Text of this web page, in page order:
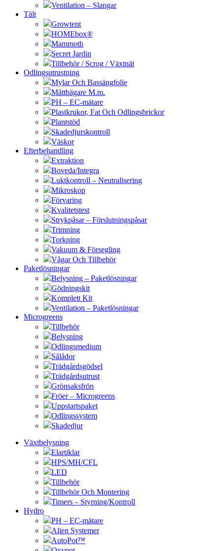
Ventilation – Slangar
Tält
Growtent
HOMEbox®
Mammoth
Secret Jardin
Tillbehör / Scrog / Växtnät
Odlingsutrustning
Mylar Och Bassängfolie
Måttbägare M.m.
PH – EC-mätare
Plastkrukor, Fat Och Odlingsbrickor
Plantstöd
Skadedjurskontroll
Väskor
Efterbehandling
Extraktion
Boveda/Integra
Luktkontroll – Neutralisering
Mikroskop
Förvaring
Kvalitetstest
Strykpåsar – Förslutningspåsar
Trimning
Torkning
Vakuum & Försegling
Vågar Och Tillbehör
Paketlösningar
Belysning – Paketlösningar
Gödningskit
Komplett Kit
Ventilation – Paketlösningar
Microgreens
Tillbehör
Belysning
Odlingsmedium
Sålådor
Trädgårdsgödsel
Trädgårdsutrust
Grönsaksfrön
Fröer – Microgreens
Uppstartspaket
Odlingssystem
Skadedjur
Växtbelysning
Elartiklar
HPS/MH/CFL
LED
Tillbehör
Tillbehör Och Montering
Timers – Styrning/Kontroll
Hydro
PH – EC-mätare
Alien Systemer
AutoPot™